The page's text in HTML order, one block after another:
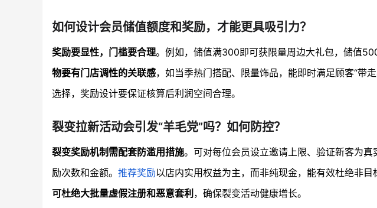
如何设计会员储值额度和奖励，才能更具吸引力？
奖励要显性，门槛要合理。例如，储值满300即可获限量周边大礼包，储值
物要有门店调性的关联感，如当季热门搭配、限量饰品，能即时满足顾客“带
选择，奖励设计要保证核算后利润空间合理。
裂变拉新活动会引发“羊毛党”吗？如何防控？
裂变奖励机制需配套防滥用措施。可对每位会员设立邀请上限、验证新客为
励次数和金额。 推荐奖励以店内实用权益为主，而非纯现金，能有效杜绝非目
可杜绝大批量虚假注册和恶意套利 ，确保裂变活动健康增长。